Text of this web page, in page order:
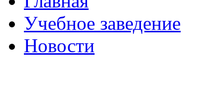
Учебное заведение
Новости